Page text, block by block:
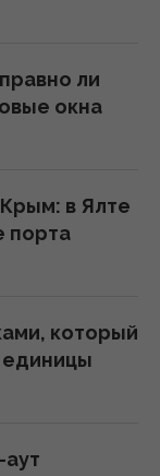
ли
окна
в Ялте
порта
который
единицы